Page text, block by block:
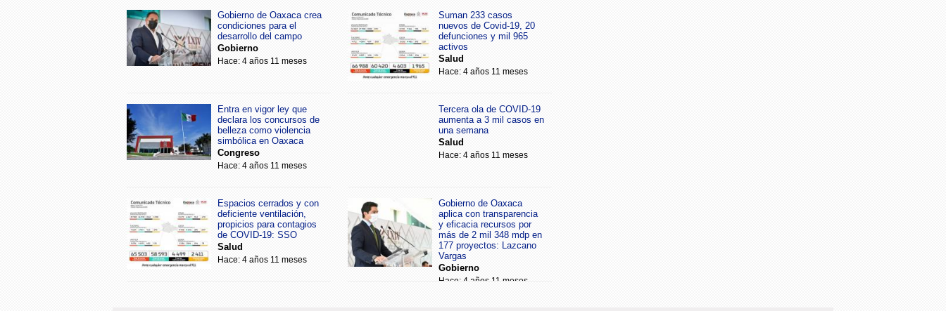
Gobierno de Oaxaca crea
condiciones para el
desarrollo del campo
Gobierno
Hace: 4 años 11 meses
Suman 233 casos
nuevos de Covid-19, 20
defunciones y mil 965
activos
Salud
Hace: 4 años 11 meses
Entra en vigor ley que
declara los concursos de
belleza como violencia
simbólica en Oaxaca
Congreso
Hace: 4 años 11 meses
Tercera ola de COVID-19
aumenta a 3 mil casos en
una semana
Salud
Hace: 4 años 11 meses
Espacios cerrados y con
deficiente ventilación,
propicios para contagios
de COVID-19: SSO
Salud
Hace: 4 años 11 meses
Gobierno de Oaxaca
aplica con transparencia
y eficacia recursos por
más de 2 mil 348 mdp en
177 proyectos: Lazcano
Vargas
Gobierno
Hace: 4 años 11 meses